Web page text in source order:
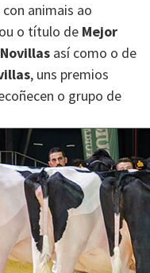
animais ao
o título de Mejor
así como o de
, uns premios
o grupo de